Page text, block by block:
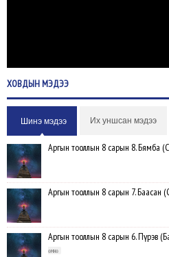
ХОВДЫНМЭДЭЭ
Шинэ мэдээ Их уншсан мэдээ
Аргын тооллын 8 сарын 8. Бямба
Аргын тооллын 8 сарын 7. Баасан
Аргын тооллын 8 сарын 6. Пүрэв
өмнө